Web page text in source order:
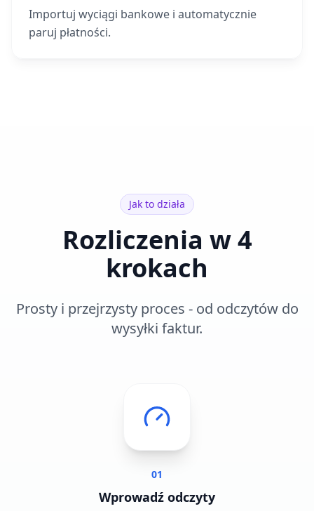
Importuj wyciągi bankowe i automatycznie
paruj płatności.
Jak to działa
Rozliczenia w 4
krokach
Prosty i przejrzysty proces - od odczytów do
wysyłki faktur.
01
Wprowadź odczyty